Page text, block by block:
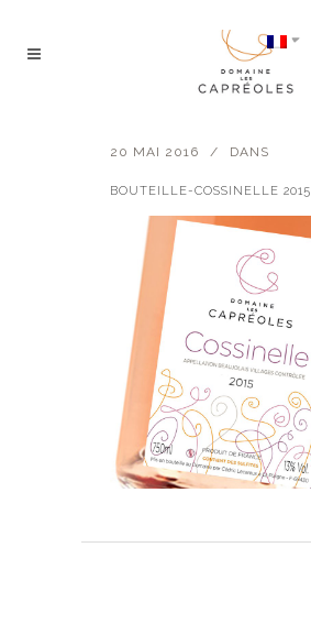
20 MAI 2016 DANS
BOUTEILLE-COSSINELLE 2015